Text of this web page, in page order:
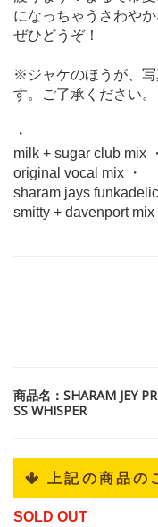
になっちゃうさわや
ぜひどうぞ！
※ジャケのほうが、写
す。ご了承ください。
・
milk + sugar club mix ・
original vocal mix ・
sharam jays funkadelic
smitty + davenport mix
商品名：SHARAM JEY
SS WHISPER
 上記の商品の
SOLD OUT